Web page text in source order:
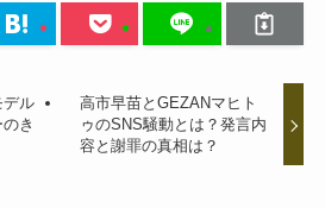
デル
き
高市早苗とGEZANマヒト
ゥのSNS騒動とは？発言内
容と謝罪の真相は？